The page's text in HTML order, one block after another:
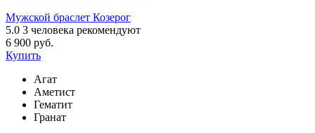
Мужской браслет Козерог
5.0 3 человека рекомендуют
6 900 руб.
Купить
Агат
Аметист
Гематит
Гранат